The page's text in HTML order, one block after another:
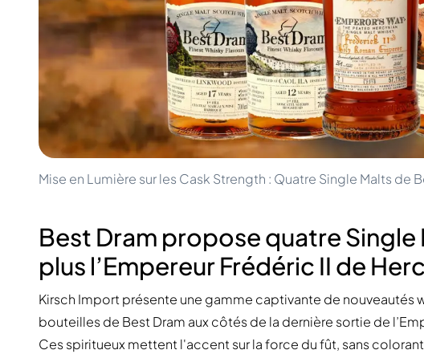
200-500€
Prochaines Sorties
Collections
Favoris des Clients
Rare & de Collection
Éditions Limitées
Distillerie Fermée
Whisky Doux
Diplomatico
Don Julio
Gin Mare
Mangabeiras
Hennessy
Martell
Monkey 47
Remy Martin
Ron Zacapa
Mise en Lumière sur les Cask Strength : Quatre Single Malts de
Best Dram propose quatre
plus l’Empereur Frédéric II de
Kirsch Import présente une gamme captivante de nouveautés
bouteilles de Best Dram aux côtés de la dernière sortie de
Ces spiritueux mettent l'accent sur la force du fût, sans